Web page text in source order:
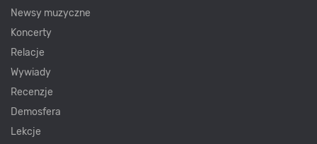
Newsy muzyczne
Koncerty
Relacje
Wywiady
Recenzje
Demosfera
Lekcje